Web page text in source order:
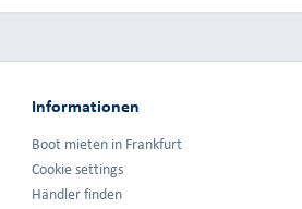
Informationen
Boot mieten in Frankfurt
Cookie settings
Händler finden